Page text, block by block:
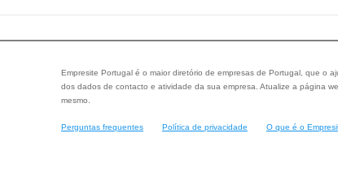
Empresite Portugal é o maior diretório de empresas de Portugal, que o
dos dados de contacto e atividade da sua empresa. Atualize a página
mesmo.
Perguntas frequentes Política de privacidade O que é o